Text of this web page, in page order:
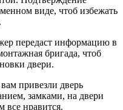
виде, чтоб избежать
передаст информацию в
бригада, чтоб
двери.
привезли дверь
замками, на двери
все нравится.